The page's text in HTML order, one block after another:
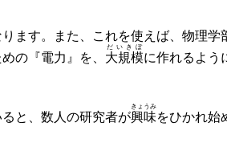
ます。また、これを使えば、物理学
の『電力』を、 大規模
だいきぼ
に作れるよう
と、数人の研究者が興味
きょうみ
をひかれ始